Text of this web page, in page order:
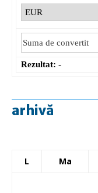
Rezultat: -
arhivă
L Ma